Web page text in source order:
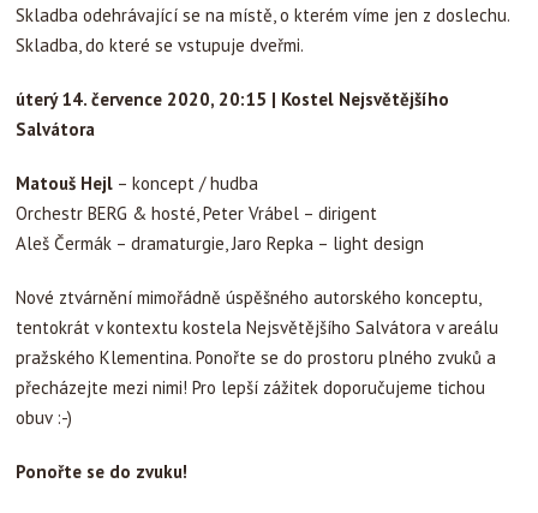
Skladba odehrávající se na místě, o kterém víme jen z doslechu.
Skladba, do které se vstupuje dveřmi.
úterý 14. července 2020, 20:15 | Kostel Nejsvětějšího
Salvátora
Matouš Hejl – koncept / hudba
Orchestr BERG & hosté, Peter Vrábel – dirigent
Aleš Čermák – dramaturgie, Jaro Repka – light design
Nové ztvárnění mimořádně úspěšného autorského konceptu,
tentokrát v kontextu kostela Nejsvětějšího Salvátora v areálu
pražského Klementina. Ponořte se do prostoru plného zvuků a
přecházejte mezi nimi! Pro lepší zážitek doporučujeme tichou
obuv :-)
Ponořte se do zvuku!